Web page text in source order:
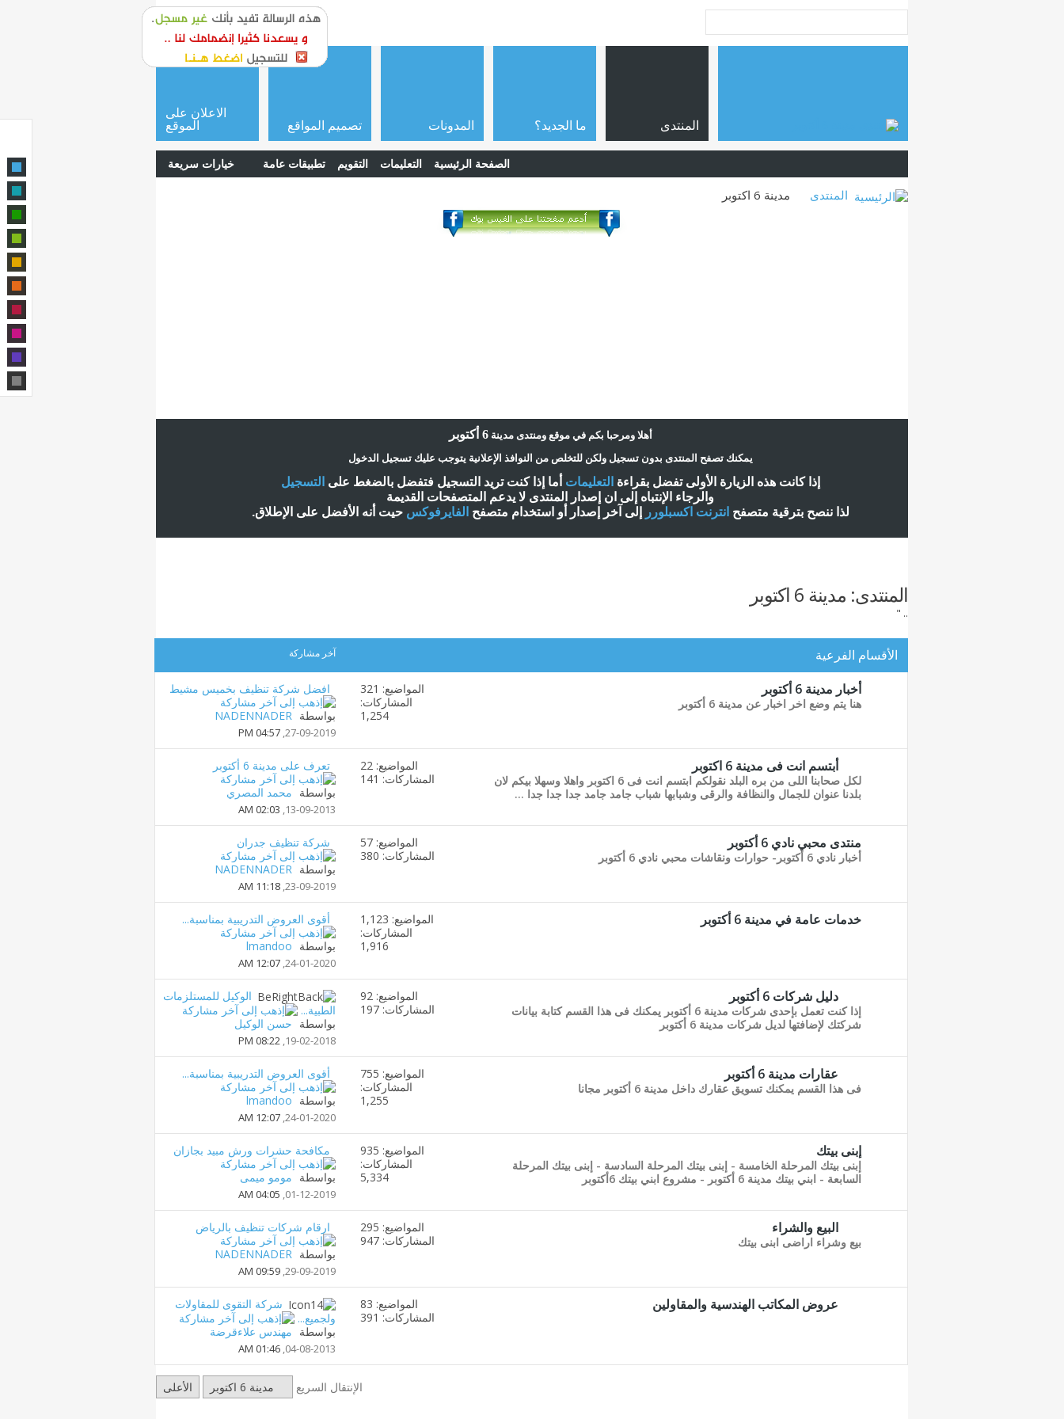
or login
المنتدى
الصفحة الرئيسية التعليمات التقويم تطبيقات عامة خيارات سريعة
ما الجديد؟ المدونات تصميم المواقع
الاعلان على
الموقع
المنتدى مدينة 6 اكتوبر
أهلا ومرحبا بكم في موقع ومنتدى مدينة6 أكتوبر
يمكنك تصفح المنتدى بدون تسجيل ولكن للتخلص من النوافذ الإعلانية يتوجب عليك تسجيل الدخول
إذا كانت هذه الزيارة الأولى تفضل بقراءة التعليمات ما إذا كنت تريد التسجيل فتفضل بالضغط على التسجيل
والرجاء الإنتباه إلى ان إصدار المنتدى لا يدعم المتصفحات القديمة
لذا ننصح بترقية متصفح انترنت اكسبلورر إلى آخر إصدار أو استخدام متصفح الفايرفوكس حيت أنه الأفضل على الإطلاق.
المنتدى: مدينة 6 اكتوبر
.. "
الأقسام الفرعية آخر مشاركة
أخبار مدينة 6 أكتوبر
هنا يتم وضع اخر اخبار عن مدينة 6 أكتوبر
مشاهدة
تغذيات
المواضيع: 321
المشاركات:
1,254
افضل شركة تنظيف بخميس مشيط
بواسطة NADENNADER
27-09-2019,
04:57 PM
أبتسم انت فى مدينة 6 اكتوبر
لكل صحابنا اللى من بره البلد نقولكم ابتسم انت فى 6 اكتوبر واهلا وسهلا بيكم لان
بلدنا عنوان للجمال والنظافة والرقى وشبابها شباب جامد جامد جدا جدا جدا ...
مشاهدة
تغذيات
المواضيع: 22
المشاركات: 141
تعرف على مدينة 6 أكتوبر
بواسطة محمد المصري
13-09-2013,
02:03 AM
منتدى محبي نادي 6 أكتوبر
أخبار نادي 6 أكتوبر- حوارات ونقاشات محبي نادي 6 أكتوبر
مشاهدة
تغذيات
المواضيع: 57
المشاركات: 380
شركة تنظيف جدران
بواسطة NADENNADER
23-09-2019,
11:18 AM
خدمات عامة في مدينة 6 أكتوبر
مشاهدة
تغذيات
المواضيع: 1,123
المشاركات:
1,916
أقوى العروض التدريبية بمناسبة...
بواسطة lmandoo
24-01-2020,
12:07 AM
دليل شركات 6 أكتوبر
إذا كنت تعمل بإحدى شركات مدينة 6 أكتوبر يمكنك فى هذا القسم كتابة بيانات
شركتك لإضافتها لديل شركات مدينة 6 أكتوبر
مشاهدة
تغذيات
المواضيع: 92
المشاركات: 197
الوكيل للمستلزمات
الطبية...
بواسطة حسن الوكيل
19-02-2018,
08:22 PM
عقارات مدينة 6 أكتوبر
فى هذا القسم يمكنك تسويق عقارك داخل مدينة 6 أكتوبر مجانا
مشاهدة
تغذيات
المواضيع: 755
المشاركات:
1,255
أقوى العروض التدريبية بمناسبة...
بواسطة lmandoo
24-01-2020,
12:07 AM
إبنى بيتك
إبنى بيتك المرحلة الخامسة - إبنى بيتك المرحلة السادسة - إبنى بيتك المرحلة
السابعة - ابني بيتك مدينة 6 أكتوبر - مشروع ابني بيتك 6أكتوبر
مشاهدة
تغذيات
المواضيع: 935
المشاركات:
5,334
مكافحة حشرات ورش مبيد بجازان
بواسطة مومو ميمى
01-12-2019,
04:05 AM
البيع والشراء
بيع وشراء اراضى ابنى بيتك
مشاهدة
تغذيات
المواضيع: 295
المشاركات: 947
ارقام شركات تنظيف بالرياض
بواسطة NADENNADER
29-09-2019,
09:59 AM
عروض المكاتب الهندسية والمقاولين
مشاهدة
تغذيات
المواضيع: 83
المشاركات: 391
شركة التقوى للمقاولات
ولجميع...
بواسطة مهندس علاءقرضة
04-08-2013,
01:46 AM
الإنتقال السريع مدينة 6 اكتوبر الأعلى